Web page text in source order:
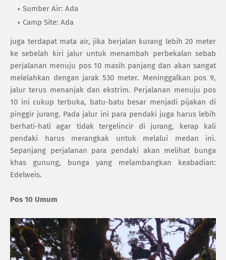
Sumber Air: Ada
Camp Site: Ada
juga terdapat mata air, jika berjalan kurang lebih 20 meter
ke sebelah kiri jalur untuk menambah perbekalan sebab
perjalanan menuju pos 10 masih panjang dan akan sangat
melelahkan dengan jarak 530 meter. Meninggalkan pos 9,
jalur terus menanjak dan ekstrim. Perjalanan menuju pos
10 ini cukup terbuka, batu-batu besar menjadi pijakan di
pinggir jurang. Pada jalur ini para pendaki juga harus lebih
berhati-hati agar tidak tergelincir di jurang, kerap kali
pendaki harus merangkak untuk melalui medan ini.
Sepanjang perjalanan para pendaki akan melihat bunga
khas gunung, bunga yang melambangkan keabadian:
Edelweis.
Pos 10 Umum